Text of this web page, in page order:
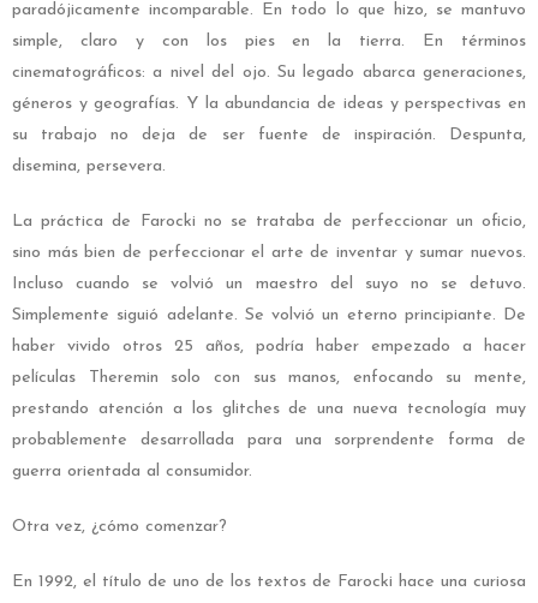
paradójicamente incomparable. En todo lo que hizo, se mantuvo
simple, claro y con los pies en la tierra. En términos
cinematográficos: a nivel del ojo. Su legado abarca generaciones,
géneros y geografías. Y la abundancia de ideas y perspectivas en
su trabajo no deja de ser fuente de inspiración. Despunta,
disemina, persevera.
La práctica de Farocki no se trataba de perfeccionar un oficio,
sino más bien de perfeccionar el arte de inventar y sumar nuevos.
Incluso cuando se volvió un maestro del suyo no se detuvo.
Simplemente siguió adelante. Se volvió un eterno principiante. De
haber vivido otros 25 años, podría haber empezado a hacer
películas Theremin solo con sus manos, enfocando su mente,
prestando atención a los glitches de una nueva tecnología muy
probablemente desarrollada para una sorprendente forma de
guerra orientada al consumidor.
Otra vez, ¿cómo comenzar?
En 1992, el título de uno de los textos de Farocki hace una curiosa